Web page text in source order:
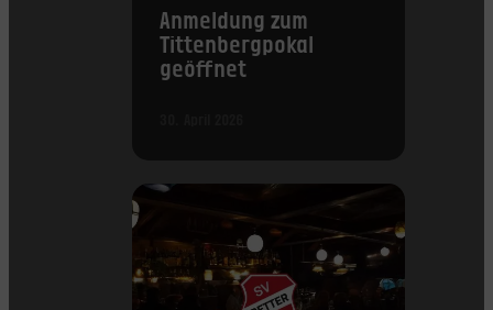
Anmeldung zum
Tittenbergpokal
geöffnet